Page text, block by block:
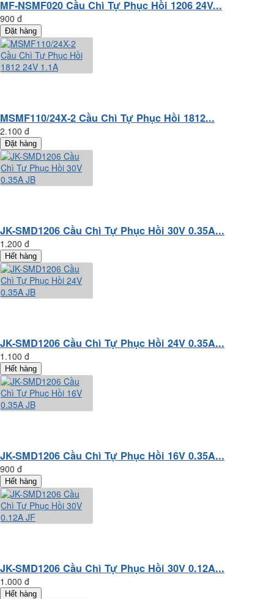
MF-NSMF020 Cầu Chì Tự Phục Hồi 1206 24V...
900 đ
Đặt hàng
MSMF110/24X-2 Cầu Chì Tự Phục Hồi 1812...
2.100 đ
Đặt hàng
JK-SMD1206 Cầu Chì Tự Phục Hồi 30V 0.35A...
1.200 đ
Hết hàng
JK-SMD1206 Cầu Chì Tự Phục Hồi 24V 0.35A...
1.100 đ
Hết hàng
JK-SMD1206 Cầu Chì Tự Phục Hồi 16V 0.35A...
900 đ
Hết hàng
JK-SMD1206 Cầu Chì Tự Phục Hồi 30V 0.12A...
1.000 đ
Hết hàng